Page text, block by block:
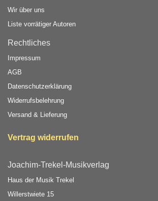
Wir über uns
Liste vorrätiger Autoren
Rechtliches
Impressum
AGB
Datenschutzerklärung
Widerrufsbelehrung
Versand & Lieferung
Vertrag widerrufen
Joachim-Trekel-Musikverlag
Haus der Musik Trekel
Willerstwiete 15